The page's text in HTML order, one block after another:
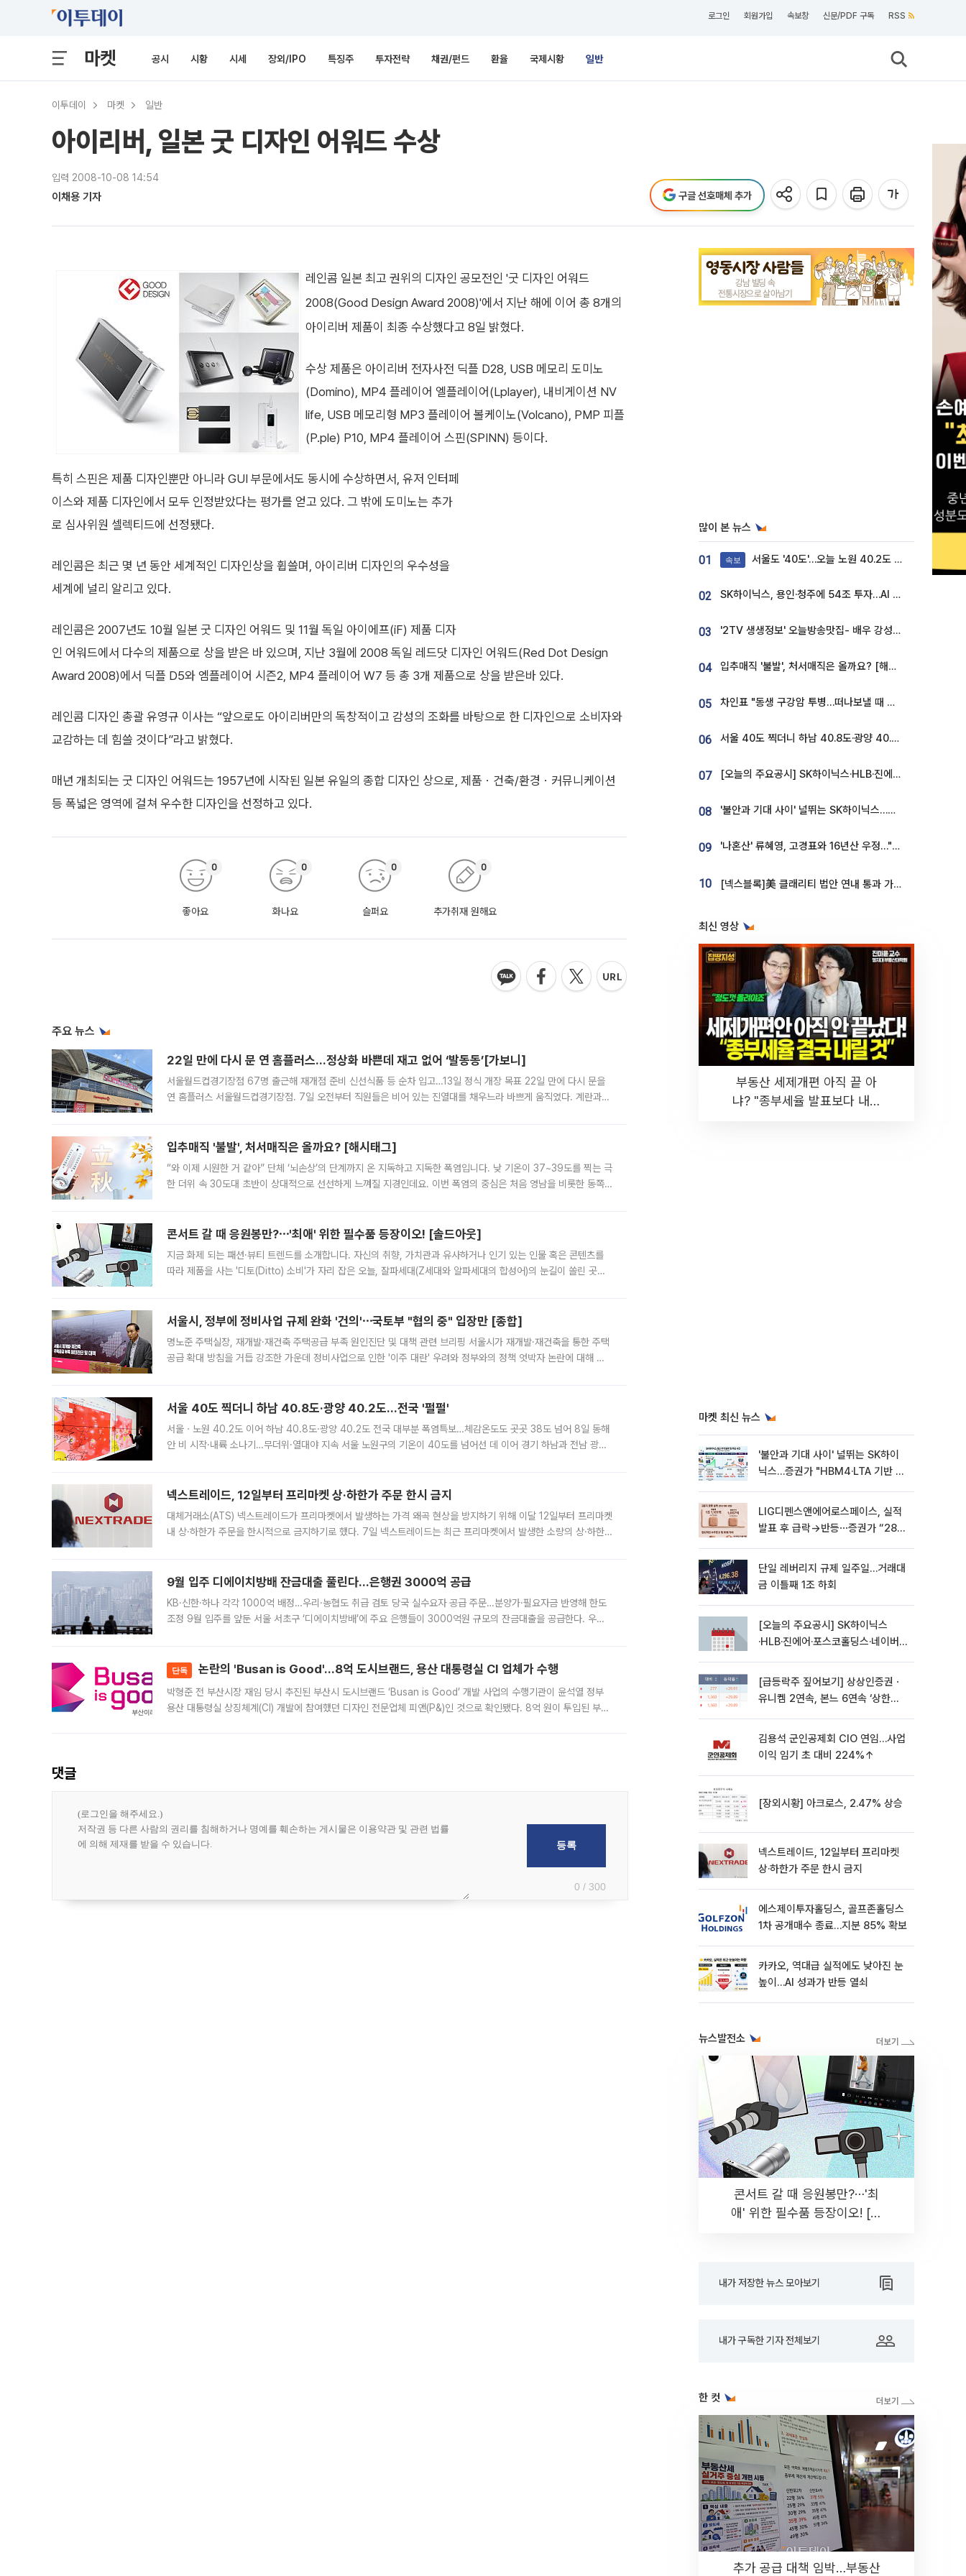
로그인 회원가입 속보창 신문/PDF 구독 RSS
마켓 공시 시황 시세 장외/IPO 특징주 투자전략 채권/펀드 환율 국제시황 일반
이투데이 마켓 일반
아이리버, 일본 굿 디자인 어워드 수상
입력 2008-10-08 14:54
이채용 기자 구글 선호매체 추가
레인콤 일본 최고 권위의 디자인 공모전인 '굿 디자인 어워드
2008(Good Design Award 2008)'에서 지난 해에 이어 총 8개의
아이리버 제품이 최종 수상했다고 8일 밝혔다.
수상 제품은 아이리버 전자사전 딕플 D28, USB 메모리 도미노
(Domino), MP4 플레이어 엘플레이어(Lplayer), 내비게이션 NV
life, USB 메모리형 MP3 플레이어 볼케이노(Volcano), PMP 피플
(P.ple) P10, MP4 플레이어 스핀(SPINN) 등이다.
특히 스핀은 제품 디자인뿐만 아니라 GUI 부문에서도 동시에 수상하면서, 유저 인터페
이스와 제품 디자인에서 모두 인정받았다는 평가를 얻고 있다. 그 밖에 도미노는 추가
로 심사위원 셀렉티드에 선정됐다.
레인콤은 최근 몇 년 동안 세계적인 디자인상을 휩쓸며, 아이리버 디자인의 우수성을
세계에 널리 알리고 있다.
레인콤은 2007년도 10월 일본 굿 디자인 어워드 및 11월 독일 아이에프(iF) 제품 디자
인 어워드에서 다수의 제품으로 상을 받은 바 있으며, 지난 3월에 2008 독일 레드닷 디자인 어워드(Red Dot Design
Award 2008)에서 딕플 D5와 엠플레이어 시즌2, MP4 플레이어 W7 등 총 3개 제품으로 상을 받은바 있다.
레인콤 디자인 총괄 유영규 이사는 “앞으로도 아이리버만의 독창적이고 감성의 조화를 바탕으로 한 디자인으로 소비자와
교감하는 데 힘쓸 것이다”라고 밝혔다.
매년 개최되는 굿 디자인 어워드는 1957년에 시작된 일본 유일의 종합 디자인 상으로, 제품ㆍ건축/환경ㆍ커뮤니케이션
등 폭넓은 영역에 걸쳐 우수한 디자인을 선정하고 있다.
좋아요
0
화나요
0
슬퍼요
0
추가취재 원해요
0
주요 뉴스
22일 만에 다시 문 연 홈플러스…정상화 바쁜데 재고 없어 ‘발동동’[가보니]
서울월드컵경기장점 67명 출근해 재개점 준비 신선식품 등 순차 입고…13일 정식 개장 목표 22일 만에 다시 문을
연 홈플러스 서울월드컵경기장점. 7일 오전부터 직원들은 비어 있는 진열대를 채우느라 바쁘게 움직였다. 계란과
입추매직 '불발', 처서매직은 올까요? [해시태그]
“와 이제 시원한 거 같아” 단체 ‘뇌손상’의 단계까지 온 지독하고 지독한 폭염입니다. 낮 기온이 37~39도를 찍는 극
한 더위 속 30도대 초반이 상대적으로 선선하게 느껴질 지경인데요. 이번 폭염의 중심은 처음 영남을 비롯한 동쪽
콘서트 갈 때 응원봉만?⋯'최애' 위한 필수품 등장이오! [솔드아웃]
지금 화제 되는 패션·뷰티 트렌드를 소개합니다. 자신의 취향, 가치관과 유사하거나 인기 있는 인물 혹은 콘텐츠를
따라 제품을 사는 '디토(Ditto) 소비'가 자리 잡은 오늘, 잘파세대(Z세대와 알파세대의 합성어)의 눈길이 쏠린 곳은
서울시, 정부에 정비사업 규제 완화 '건의'⋯국토부 "협의 중" 입장만 [종합]
명노준 주택실장, 재개발·재건축 주택공급 부족 원인진단 및 대책 관련 브리핑 서울시가 재개발·재건축을 통한 주택
공급 확대 방침을 거듭 강조한 가운데 정비사업으로 인한 '이주 대란' 우려와 정부와의 정책 엇박자 논란에 대해 정
서울 40도 찍더니 하남 40.8도·광양 40.2도…전국 '펄펄'
서울ㆍ노원 40.2도 이어 하남 40.8도·광양 40.2도 전국 대부분 폭염특보…체감온도도 곳곳 38도 넘어 8일 동해
안 비 시작·내륙 소나기…무더위·열대야 지속 서울 노원구의 기온이 40도를 넘어선 데 이어 경기 하남과 전남 광양
넥스트레이드, 12일부터 프리마켓 상·하한가 주문 한시 금지
대체거래소(ATS) 넥스트레이드가 프리마켓에서 발생하는 가격 왜곡 현상을 방지하기 위해 이달 12일부터 프리마켓
내 상·하한가 주문을 한시적으로 금지하기로 했다. 7일 넥스트레이드는 최근 프리마켓에서 발생한 소량의 상·하한
9월 입주 디에이치방배 잔금대출 풀린다…은행권 3000억 공급
KB·신한·하나 각각 1000억 배정…우리·농협도 취급 검토 당국 실수요자 공급 주문…분양가·필요자금 반영해 한도
조정 9월 입주를 앞둔 서울 서초구 ‘디에이치방배’에 주요 은행들이 3000억원 규모의 잔금대출을 공급한다. 우리
단독 논란의 'Busan is Good'…8억 도시브랜드, 용산 대통령실 CI 업체가 수행
박형준 전 부산시장 재임 당시 추진된 부산시 도시브랜드 ‘Busan is Good’ 개발 사업의 수행기관이 윤석열 정부
용산 대통령실 상징체계(CI) 개발에 참여했던 디자인 전문업체 피앤(P&)인 것으로 확인됐다. 8억 원이 투입된 부산
댓글
0 / 300
많이 본 뉴스
01 속보 서울도 '40도'…오늘 노원 40.2도 기록
02 SK하이닉스, 용인·청주에 54조 투자…AI 메모리 생산기지 키운다
03 '2TV 생생정보' 오늘방송맛집- 배우 강성진 단골! 쌀국수ㆍ푸팟퐁 커리 맛집 '블○○○'
04 입추매직 '불발', 처서매직은 올까요? [해시태그]
05 차인표 "동생 구강암 투병…떠나보낼 때 가장 힘들었다”
06 서울 40도 찍더니 하남 40.8도·광양 40.2도…전국 '펄펄'
07 [오늘의 주요공시] SK하이닉스·HLB·진에어·포스코홀딩스·네이버·대우건설 등
08 '불안과 기대 사이' 널뛰는 SK하이닉스…증권가 "HBM4·LTA 기반 펀터멘털 견고"
09 '나혼산' 류혜영, 고경표와 16년산 우정…"자취방서 부모님과 마주쳐"
10 [넥스블록]美 클래리티 법안 연내 통과 가능성 13%…상원 문턱서 제동
최신 영상
부동산 세제개편 아직 끝 아
냐? "종부세율 발표보다 내릴
마켓 최신 뉴스
'불안과 기대 사이' 널뛰는 SK하이
닉스…증권가 "HBM4·LTA 기반 펀
LIG디펜스앤에어로스페이스, 실적
발표 후 급락→반등⋯증권가 “28년
단일 레버리지 규제 일주일…거래대
금 이틀째 1조 하회
[오늘의 주요공시] SK하이닉스
·HLB·진에어·포스코홀딩스·네이버·
[급등락주 짚어보기] 상상인증권ㆍ
유니켐 2연속, 본느 6연속 ‘상한
김용석 군인공제회 CIO 연임…사업
이익 임기 초 대비 224%↑
[장외시황] 아크로스, 2.47% 상승
넥스트레이드, 12일부터 프리마켓
상·하한가 주문 한시 금지
에스제이투자홀딩스, 골프존홀딩스
1차 공개매수 종료…지분 85% 확보
카카오, 역대급 실적에도 낮아진 눈
높이…AI 성과가 반등 열쇠
뉴스발전소
콘서트 갈 때 응원봉만?⋯'최
애' 위한 필수품 등장이오! [솔
내가 저장한 뉴스 모아보기
내가 구독한 기자 전체보기
한 컷
추가 공급 대책 임박…부동산